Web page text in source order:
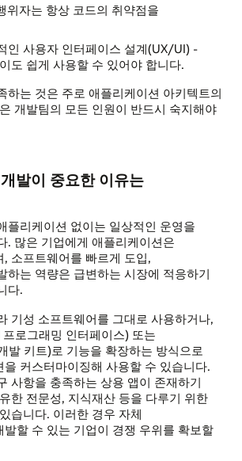
위자는 항상 코드의 취약점을
인 사용자 인터페이스 설계(UX/UI) -
도 쉽게 사용할 수 있어야 합니다.
하는 것은 주로 애플리케이션 아키텍트의
개발팀의 모든 인원이 반드시 숙지해야
발이 중요한 이유는
플리케이션 없이는 일상적인 운영을
. 많은 기업에게 애플리케이션은
소프트웨어를 빠르게 도입,
하는 역량은 급변하는 시장에 적응하기
다.
기성 소프트웨어를 그대로 사용하거나,
로그래밍 인터페이스) 또는
발 키트)로 기능을 확장하는 방식으로
커스터마이징해 사용할 수 있습니다.
사항을 충족하는 상용 앱이 존재하기
한 전문성, 지식재산 등을 다루기 위한
습니다. 이러한 경우 자체
할 수 있는 기업이 경쟁 우위를 확보할